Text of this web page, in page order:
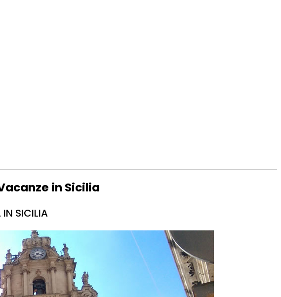
in Sicilia
SICILIA